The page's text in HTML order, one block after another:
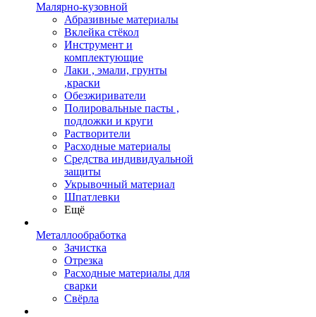
Малярно-кузовной
Абразивные материалы
Вклейка стёкол
Инструмент и
комплектующие
Лаки , эмали, грунты
,краски
Обезжириватели
Полировальные пасты ,
подложки и круги
Растворители
Расходные материалы
Средства индивидуальной
защиты
Укрывочный материал
Шпатлевки
Ещё
Металлообработка
Зачистка
Отрезка
Расходные материалы для
сварки
Свёрла